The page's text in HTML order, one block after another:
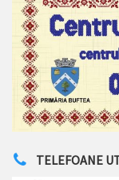
TELEFOANE